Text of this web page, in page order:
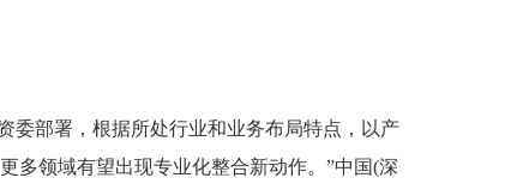
部署，根据所处行业和业务布局特点，以产
多领域有望出现专业化整合新动作。”中国(深